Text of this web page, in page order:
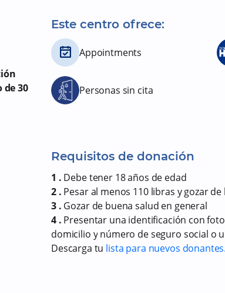
30
Este centro ofrece:
Appointments
Personas sin cita
Requisitos de donación
1 . Debe tener 18 años de edad
2 . Pesar al menos 110 libras y gozar
3 . Gozar de buena salud en general
4 . Presentar una identificación con
domicilio y número de seguro social o
Descarga tu lista para nuevos donantes.